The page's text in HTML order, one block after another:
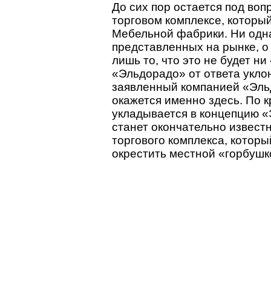
До сих пор остается под
торговом комплексе,
Мебельной фабрики. Ни
представленных на рынке,
лишь то, что это не будет
«Эльдорадо» от ответа
заявленный компанией
окажется именно здесь. По
укладывается в концепцию
станет окончательно
торгового комплекса,
окрестить местной